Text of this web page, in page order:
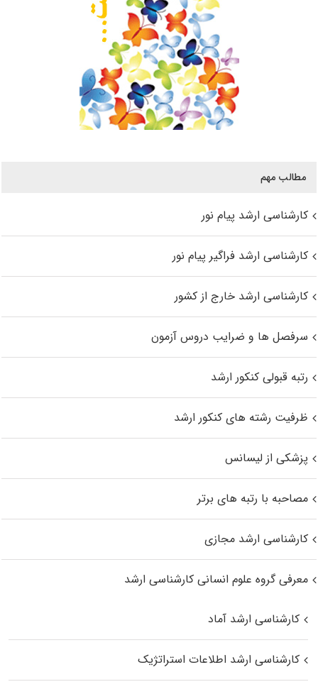
مطالب مهم
کارشناسی ارشد پیام نور
کارشناسی ارشد فراگیر پیام نور
کارشناسی ارشد خارج از کشور
سرفصل ها و ضرایب دروس آزمون
رتبه قبولی کنکور ارشد
ظرفیت رشته های کنکور ارشد
پزشکی از لیسانس
مصاحبه با رتبه های برتر
کارشناسی ارشد مجازی
معرفی گروه علوم انسانی کارشناسی ارشد
کارشناسی ارشد آماد
کارشناسی ارشد اطلاعات استراتژیک